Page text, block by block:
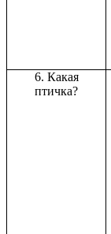
6. Какая
птичка?